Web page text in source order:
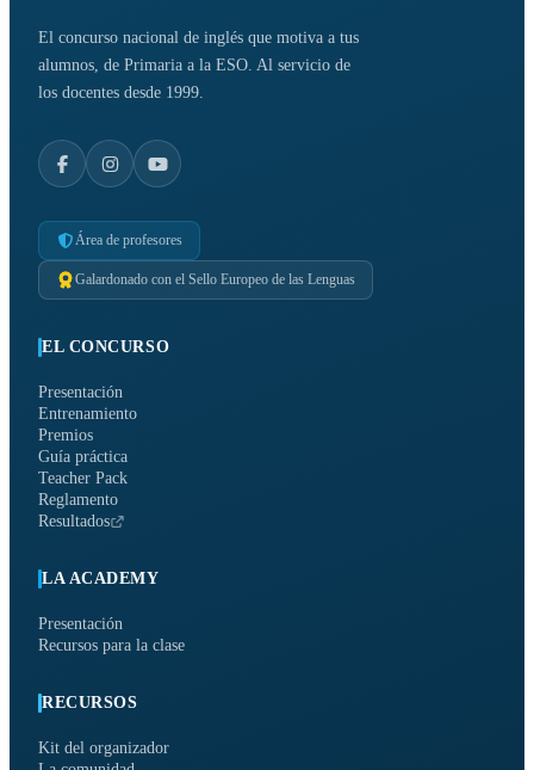
El concurso nacional de inglés que motiva a tus
alumnos, de Primaria a la ESO. Al servicio de
los docentes desde 1999.
Área de profesores
Galardonado con el Sello Europeo de las Lenguas
EL CONCURSO
Presentación
Entrenamiento
Premios
Guía práctica
Teacher Pack
Reglamento
Resultados
LA ACADEMY
Presentación
Recursos para la clase
RECURSOS
Kit del organizador